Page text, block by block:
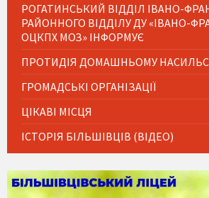
РОГАТИНСЬКИЙ ВІДДІЛ ІВАНО-
РАЙОННОГО ВІДДІЛУ ДУ «ІВАНО-
ОЦКПХ МОЗ» ІНФОРМУЄ
ПРОТИДІЯ ДОМАШНЬОМУ
ГРОМАДСЬКІ ОРГАНІЗАЦІЇ
ЦІКАВІ МІСЦЯ
ІСТОРІЯ БІЛЬШІВЦІВ (ВІДЕО)